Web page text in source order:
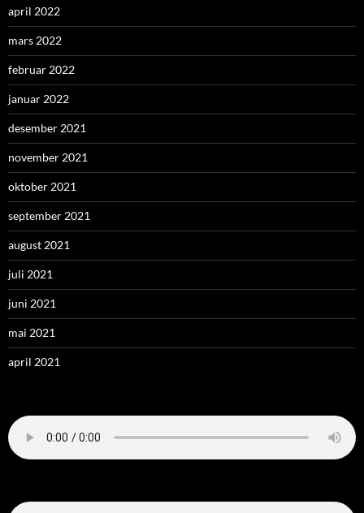
april 2022
mars 2022
februar 2022
januar 2022
desember 2021
november 2021
oktober 2021
september 2021
august 2021
juli 2021
juni 2021
mai 2021
april 2021